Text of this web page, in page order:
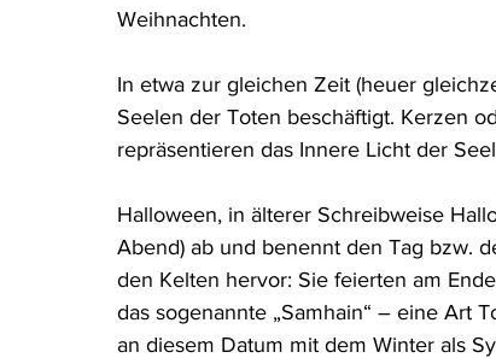
Weihnachten.
In etwa zur gleichen Zeit (heuer
Seelen der Toten beschäftigt. Kerzen
repräsentieren das Innere Licht der
Halloween, in älterer Schreibweise
Abend) ab und benennt den Tag bzw.
den Kelten hervor: Sie feierten am
das sogenannte „Samhain“ – eine Art
an diesem Datum mit dem Winter als